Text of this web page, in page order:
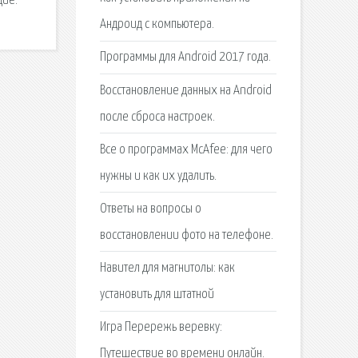
Андроид с компьютера.
Программы для Android 2017 года.
Восстановление данных на Android
после сброса настроек.
Все о программах McAfee: для чего
нужны и как их удалить.
Ответы на вопросы о
восстановлении фото на телефоне.
Навител для магнитолы: как
установить для штатной
Игра Перережь веревку:
Путешествие во времени онлайн.